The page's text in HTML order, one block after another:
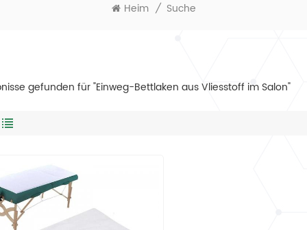
Heim / Suche
gefunden für "Einweg-Bettlaken aus Vliesstoff im Salon"